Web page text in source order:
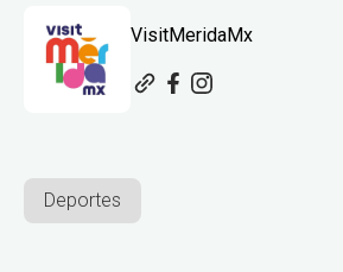
VisitMeridaMx
Deportes